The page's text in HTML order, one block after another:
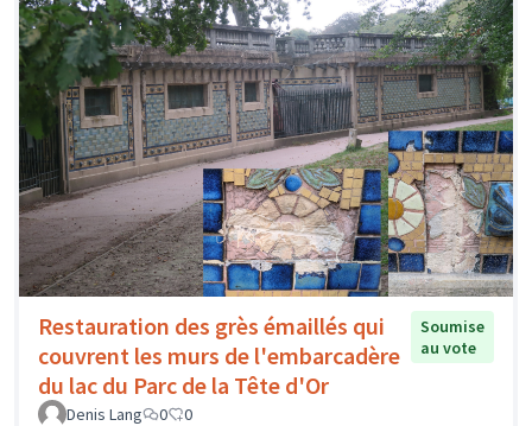
Restauration des grès émaillés qui
couvrent les murs de l'embarcadère
du lac du Parc de la Tête d'Or
Soumise
au vote
Denis Lang 0 0